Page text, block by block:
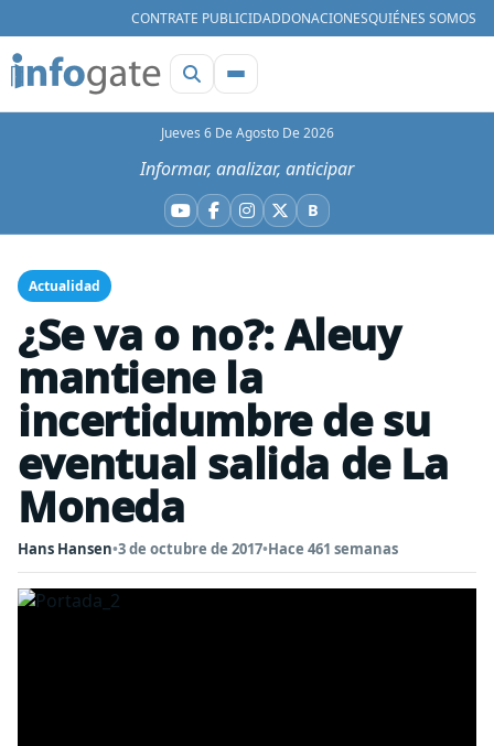
CONTRATE PUBLICIDADDONACIONESQUIÉNES SOMOS
Jueves 6 De Agosto De 2026
Informar, analizar, anticipar
YouTube
Facebook
Instagram
X BBluesky
Actualidad
¿Se va o no?: Aleuy
mantiene la
incertidumbre de su
eventual salida de La
Moneda
Hans Hansen•3 de octubre de 2017•Hace 461 semanas